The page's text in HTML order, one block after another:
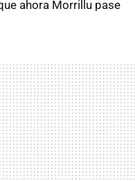
ahora Morrillu pase